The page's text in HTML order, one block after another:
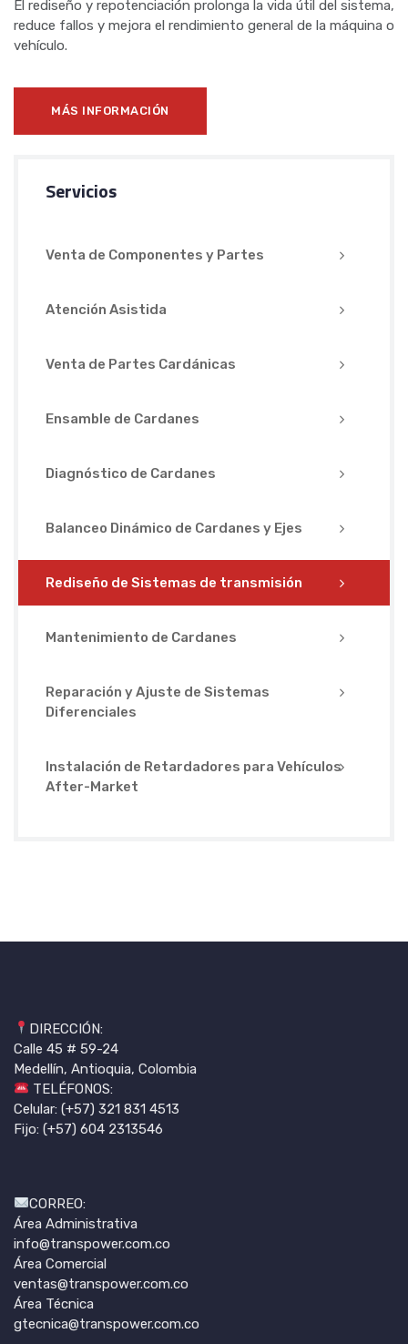
El rediseño y repotenciación prolonga la vida útil del sistema,
reduce fallos y mejora el rendimiento general de la máquina o
vehículo.
MÁS INFORMACIÓN
Servicios
Venta de Componentes y Partes
Atención Asistida
Venta de Partes Cardánicas
Ensamble de Cardanes
Diagnóstico de Cardanes
Balanceo Dinámico de Cardanes y Ejes
Rediseño de Sistemas de transmisión
Mantenimiento de Cardanes
Reparación y Ajuste de Sistemas
Diferenciales
Instalación de Retardadores para Vehículos
After-Market
DIRECCIÓN:
Calle 45 # 59-24
Medellín, Antioquia, Colombia
TELÉFONOS:
Celular: (+57) 321 831 4513
Fijo: (+57) 604 2313546
CORREO:
Área Administrativa
info@transpower.com.co
Área Comercial
ventas@transpower.com.co
Área Técnica
gtecnica@transpower.com.co